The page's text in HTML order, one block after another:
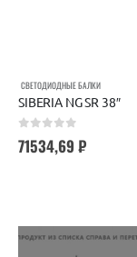
СВЕТОДИОДНЫЕ БАЛКИ
SIBERIA NG SR 38″
71534,69 ₽